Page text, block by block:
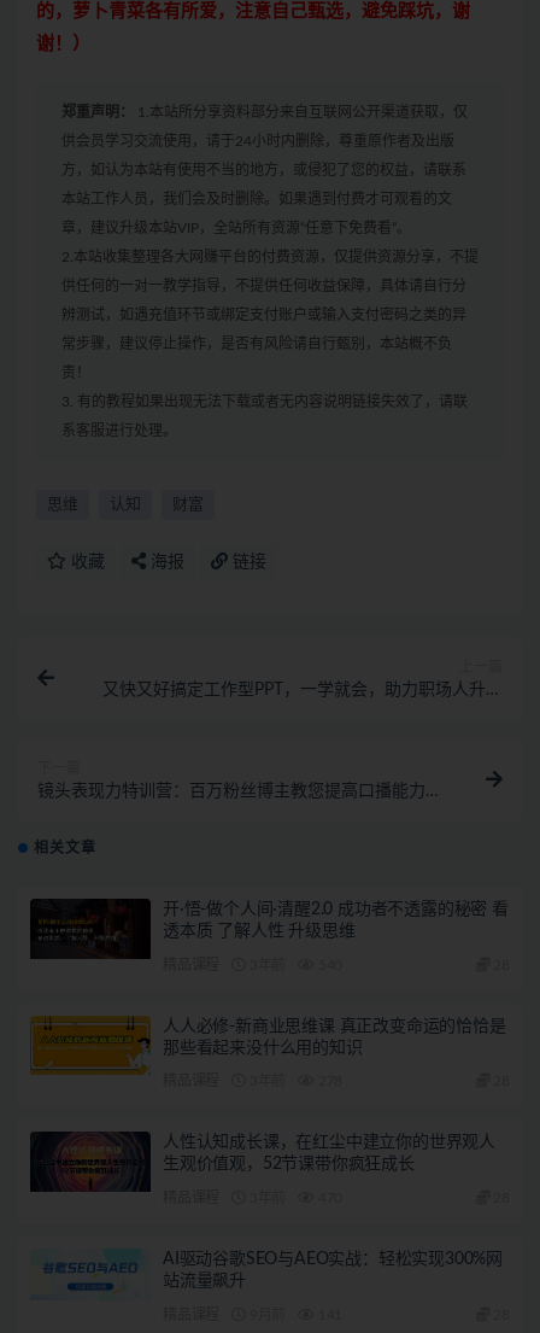
的，萝卜青菜各有所爱，注意自己甄选，避免踩坑，谢
谢！）
郑重声明：
1.本站所分享资料部分来自互联网公开渠道获取，仅
供会员学习交流使用，请于24小时内删除，尊重原作者及出版
方，如认为本站有使用不当的地方，或侵犯了您的权益，请联系
本站工作人员，我们会及时删除。如果遇到付费才可观看的文
章，建议升级本站VIP，全站所有资源“任意下免费看”。
2.本站收集整理各大网赚平台的付费资源，仅提供资源分享，不提
供任何的一对一教学指导，不提供任何收益保障，具体请自行分
辨测试，如遇充值环节或绑定支付账户或输入支付密码之类的异
常步骤，建议停止操作，是否有风险请自行甄别，本站概不负
责！
3. 有的教程如果出现无法下载或者无内容说明链接失效了，请联
系客服进行处理。
思维 认知 财富
收藏 海报 链接
又快又好搞定工作型PPT，一学就会，助力职场人升职
镜头表现力特训营：百万粉丝博主教您提高口播能力，
相关文章
开·悟-做个人间·清醒2.0 成功者不透露的秘密 看
透本质 了解人性 升级思维
人人必修-新商业思维课 真正改变命运的恰恰是
那些看起来没什么用的知识
人性认知成长课，在红尘中建立你的世界观人
生观价值观，52节课带你疯狂成长
AI驱动谷歌SEO与AEO实战：轻松实现300%网
站流量飙升